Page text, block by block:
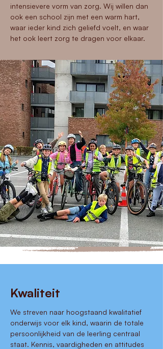
intensievere vorm van zorg. Wij willen dan
ook een school zijn met een warm hart,
waar ieder kind zich geliefd voelt, en waar
het ook leert zorg te dragen voor elkaar.
Kwaliteit
We streven naar hoogstaand kwalitatief
onderwijs voor elk kind, waarin de totale
persoonlijkheid van de leerling centraal
staat. Kennis, vaardigheden en attitudes